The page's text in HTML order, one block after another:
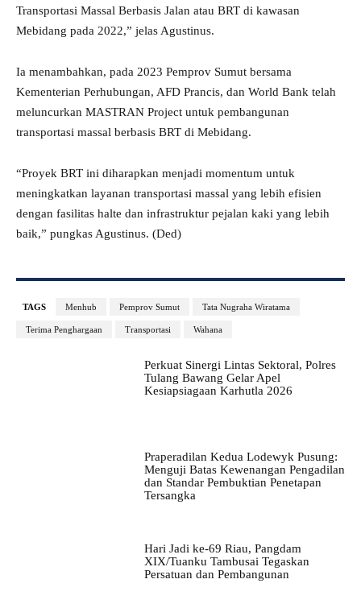
Transportasi Massal Berbasis Jalan atau BRT di kawasan
Mebidang pada 2022,” jelas Agustinus.
Ia menambahkan, pada 2023 Pemprov Sumut bersama
Kementerian Perhubungan, AFD Prancis, dan World Bank telah
meluncurkan MASTRAN Project untuk pembangunan
transportasi massal berbasis BRT di Mebidang.
“Proyek BRT ini diharapkan menjadi momentum untuk
meningkatkan layanan transportasi massal yang lebih efisien
dengan fasilitas halte dan infrastruktur pejalan kaki yang lebih
baik,” pungkas Agustinus. (Ded)
TAGS Menhub Pemprov Sumut Tata Nugraha Wiratama
Terima Penghargaan Transportasi Wahana
Perkuat Sinergi Lintas Sektoral, Polres
Tulang Bawang Gelar Apel
Kesiapsiagaan Karhutla 2026
Praperadilan Kedua Lodewyk Pusung:
Menguji Batas Kewenangan Pengadilan
dan Standar Pembuktian Penetapan
Tersangka
Hari Jadi ke-69 Riau, Pangdam
XIX/Tuanku Tambusai Tegaskan
Persatuan dan Pembangunan